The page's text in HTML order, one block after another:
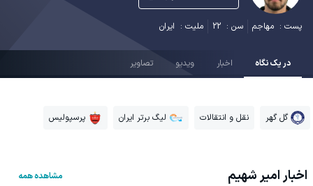
پست : مهاجم سن : 22 ملیت : ایران
در یک نگاه اخبار ویدیو تصاویر
گل گهر نقل و انتقالات لیگ برتر ایران پرسپولیس
اخبارامیر شهیم مشاهده همه